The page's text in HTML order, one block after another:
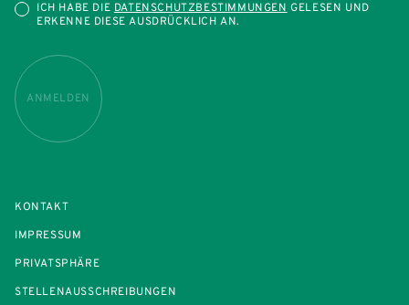
ICH HABE DIEDATENSCHUTZBESTIMMUNGENGELESEN UND
ERKENNE DIESE AUSDRÜCKLICH AN.
ANMELDEN
KONTAKT
IMPRESSUM
PRIVATSPHÄRE
STELLENAUSSCHREIBUNGEN